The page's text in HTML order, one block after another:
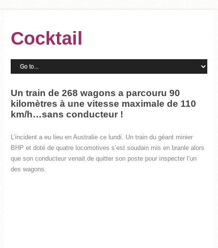
Cocktail
Un train de 268 wagons a parcouru 90
kilomètres à une vitesse maximale de 110
km/h…sans conducteur !
L’incident a eu lieu en Australie ce lundi. Un train du géant minier
BHP et doté de quatre locomotives s’est soudain mis en branle alors
que son conducteur venait de quitter son poste pour inspecter l’un
des wagons.